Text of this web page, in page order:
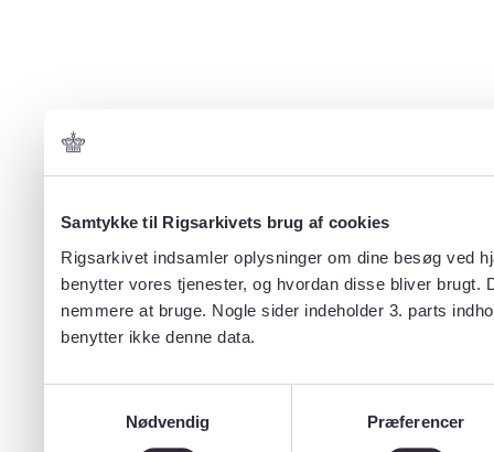
Samtykke til Rigsarkivets brug af cookies
Rigsarkivet indsamler oplysninger om dine besøg ved
benytter vores tjenester, og hvordan disse bliver
nemmere at bruge. Nogle sider indeholder 3. parts
benytter ikke denne data.
Nødvendig
Præferencer